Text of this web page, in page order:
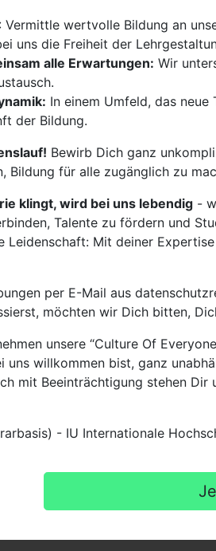
: Vermittle wertvolle Bildung an
uns die Freiheit der
alle Erwartungen: Wir
In einem Umfeld, das
der Bildung.
Bewirb Dich ganz
Bildung für alle zugänglich zu
klingt, wird bei uns lebendig -
Talente zu fördern und
Leidenschaft: Mit deiner
per E-Mail aus
möchten wir Dich bitten,
unsere “Culture Of
uns willkommen bist, ganz
mit Beeinträchtigung stehen
- IU Internationale